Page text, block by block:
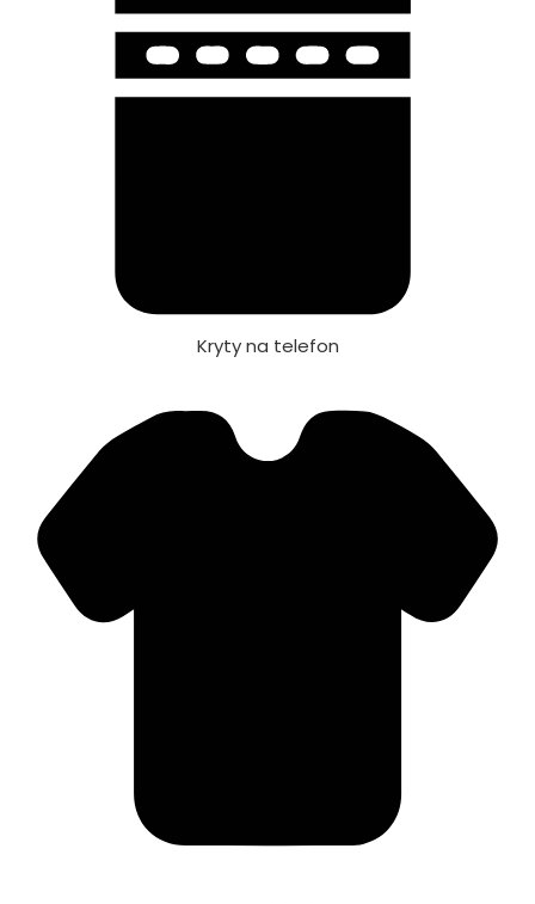
Kryty na telefon